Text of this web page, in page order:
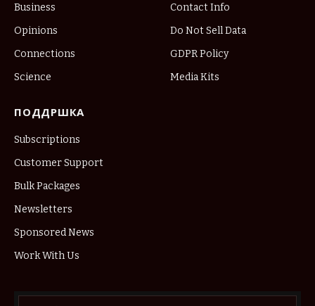
Business
Opinions
Connections
Science
Contact Info
Do Not Sell Data
GDPR Policy
Media Kits
ПОДДРШКА
Subscriptions
Customer Support
Bulk Packages
Newsletters
Sponsored News
Work With Us